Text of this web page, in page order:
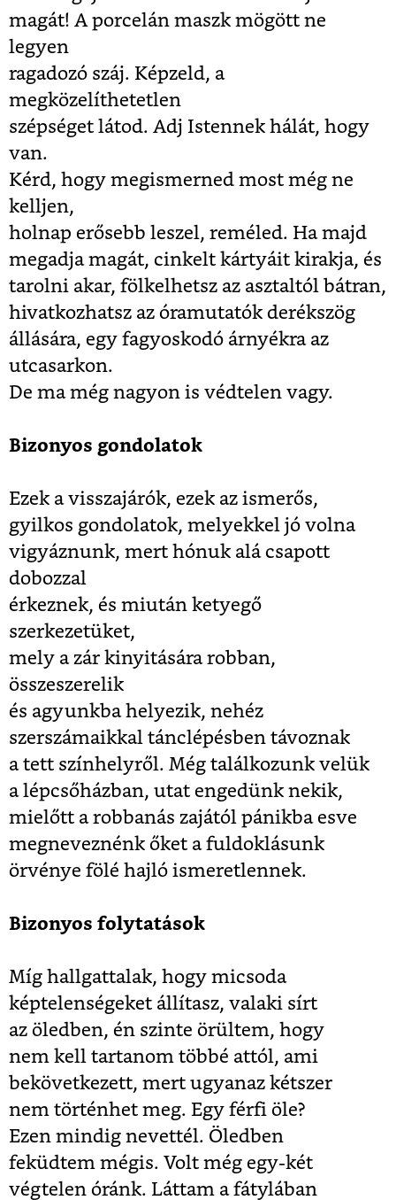
magát! A porcelán maszk mögött ne
legyen
ragadozó száj. Képzeld, a
megközelíthetetlen
szépséget látod. Adj Istennek hálát, hogy
van.
Kérd, hogy megismerned most még ne
kelljen,
holnap erősebb leszel, reméled. Ha majd
megadja magát, cinkelt kártyáit kirakja, és
tarolni akar, fölkelhetsz az asztaltól bátran,
hivatkozhatsz az óramutatók derékszög
állására, egy fagyoskodó árnyékra az
utcasarkon.
De ma még nagyon is védtelen vagy.
Bizonyos gondolatok
Ezek a visszajárók, ezek az ismerős,
gyilkos gondolatok, melyekkel jó volna
vigyáznunk, mert hónuk alá csapott
dobozzal
érkeznek, és miután ketyegő
szerkezetüket,
mely a zár kinyitására robban,
összeszerelik
és agyunkba helyezik, nehéz
szerszámaikkal tánclépésben távoznak
a tett színhelyről. Még találkozunk velük
a lépcsőházban, utat engedünk nekik,
mielőtt a robbanás zajától pánikba esve
megneveznénk őket a fuldoklásunk
örvénye fölé hajló ismeretlennek.
Bizonyos folytatások
Míg hallgattalak, hogy micsoda
képtelenségeket állítasz, valaki sírt
az öledben, én szinte örültem, hogy
nem kell tartanom többé attól, ami
bekövetkezett, mert ugyanaz kétszer
nem történhet meg. Egy férfi öle?
Ezen mindig nevettél. Öledben
feküdtem mégis. Volt még egy-két
végtelen óránk. Láttam a fátylában